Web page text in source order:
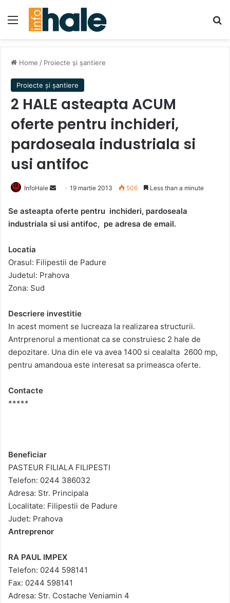
Menu
Home / Proiecte și șantiere
Proiecte și șantiere
2 HALE asteapta ACUM
oferte pentru inchideri,
pardoseala industriala si
usi antifoc
InfoHale
Send
email
19 martie 2013 506 Less than a minute
Se asteapta oferte pentru inchideri, pardoseala
industriala si usi antifoc, pe adresa de email.
Locatia
Orasul: Filipestii de Padure
Judetul: Prahova
Zona: Sud
Descriere investitie
In acest moment se lucreaza la realizarea structurii.
Antrprenorul a mentionat ca se construiesc 2 hale de
depozitare. Una din ele va avea 1400 si cealalta 2600 mp,
pentru amandoua este interesat sa primeasca oferte.
Contacte
*****
Beneficiar
PASTEUR FILIALA FILIPESTI
Telefon: 0244 386032
Adresa: Str. Principala
Localitate: Filipestii de Padure
Judet: Prahova
Antreprenor
RA PAUL IMPEX
Telefon: 0244 598141
Fax: 0244 598141
Adresa: Str. Costache Veniamin 4